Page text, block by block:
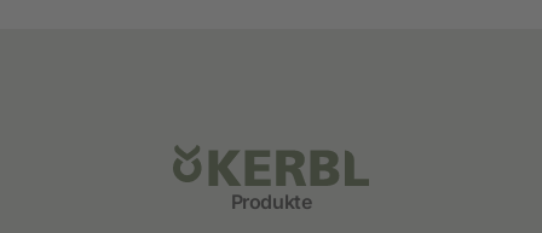
Produkte